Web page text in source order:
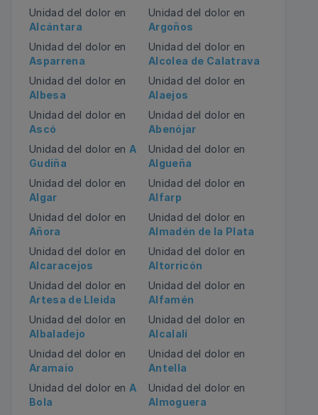
Unidad del dolor en
Alcántara
Unidad del dolor en
Argoños
Unidad del dolor en
Asparrena
Unidad del dolor en
Alcolea de Calatrava
Unidad del dolor en
Albesa
Unidad del dolor en
Alaejos
Unidad del dolor en
Ascó
Unidad del dolor en
Abenójar
Unidad del dolor en A
Gudiña
Unidad del dolor en
Algueña
Unidad del dolor en
Algar
Unidad del dolor en
Alfarp
Unidad del dolor en
Añora
Unidad del dolor en
Almadén de la Plata
Unidad del dolor en
Alcaracejos
Unidad del dolor en
Altorricón
Unidad del dolor en
Artesa de Lleida
Unidad del dolor en
Alfamén
Unidad del dolor en
Albaladejo
Unidad del dolor en
Alcalalí
Unidad del dolor en
Aramaio
Unidad del dolor en
Antella
Unidad del dolor en A
Bola
Unidad del dolor en
Almoguera